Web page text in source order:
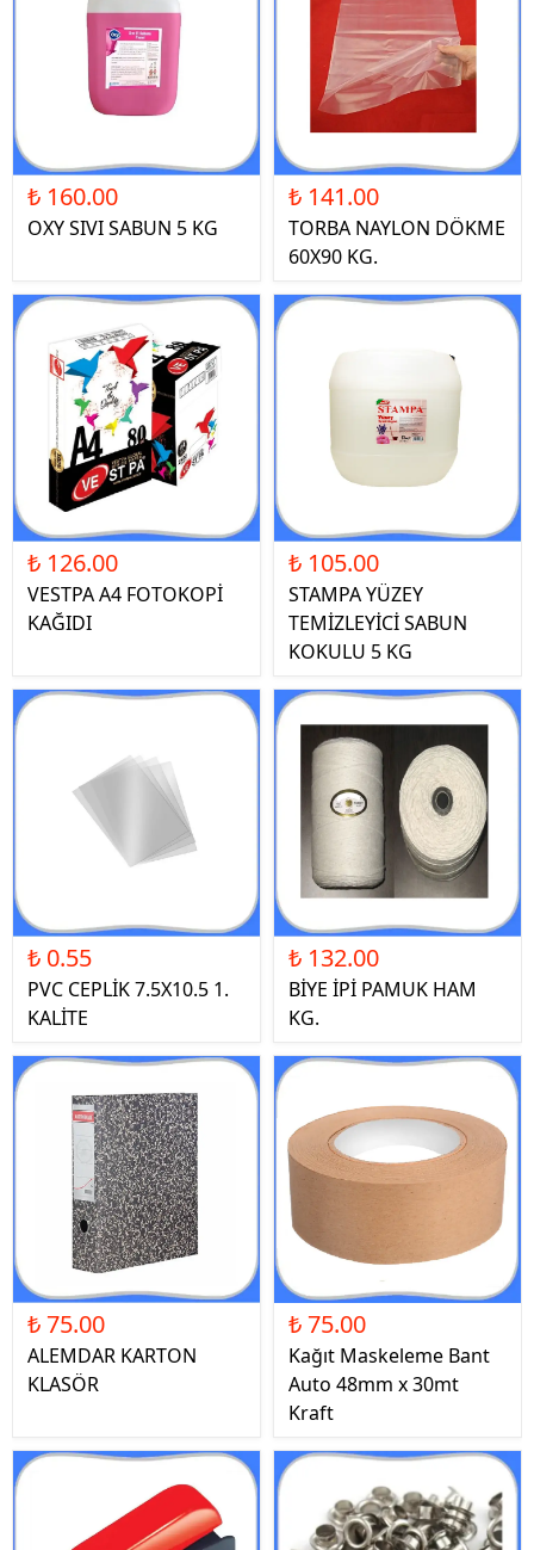
₺ 160.00
OXY SIVI SABUN 5 KG
₺ 141.00
TORBA NAYLON DÖKME
60X90 KG.
₺ 126.00
VESTPA A4 FOTOKOPİ
KAĞIDI
₺ 105.00
STAMPA YÜZEY
TEMİZLEYİCİ SABUN
KOKULU 5 KG
₺ 0.55
PVC CEPLİK 7.5X10.5 1.
KALİTE
₺ 132.00
BİYE İPİ PAMUK HAM
KG.
₺ 75.00
ALEMDAR KARTON
KLASÖR
₺ 75.00
Kağıt Maskeleme Bant
Auto 48mm x 30mt
Kraft